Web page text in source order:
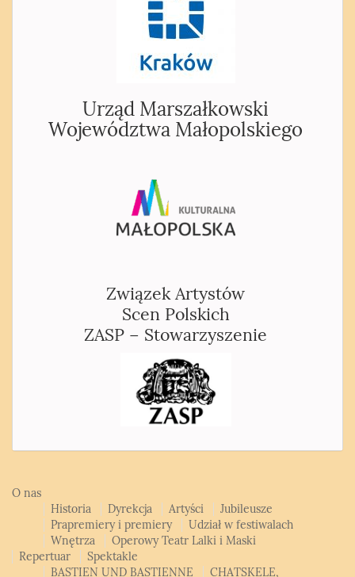
Urząd Marszałkowski
Województwa Małopolskiego
Związek Artystów
Scen Polskich
ZASP – Stowarzyszenie
O nas
Historia
Dyrekcja Artyści
Jubileusze
Prapremiery i premiery
Udział w festiwalach
Wnętrza
Operowy Teatr Lalki i Maski
Repertuar
Spektakle
BASTIEN UND BASTIENNE
CHATSKELE,